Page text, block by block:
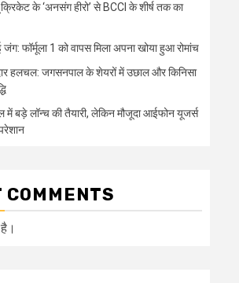
के ‘अनसंग हीरो’ से BCCI के शीर्ष तक का
जंग: फॉर्मूला 1 को वापस मिला अपना खोया हुआ रोमांच
हलचल: जगसनपाल के शेयरों में उछाल और किनिसा
बड़े लॉन्च की तैयारी, लेकिन मौजूदा आईफोन यूजर्स
COMMENTS